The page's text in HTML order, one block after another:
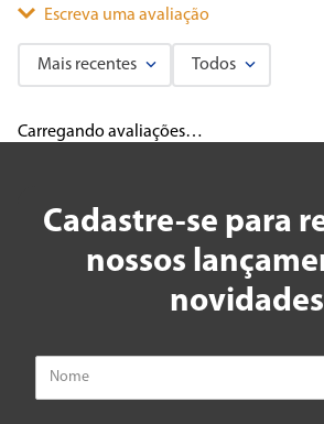
Escreva uma avaliação
Título
Avalie o produto de 1 a 5 estrelas
★★★★
Mais recentes Todos
Carregando avaliações…
Cadastre-se para
nossos
novidades